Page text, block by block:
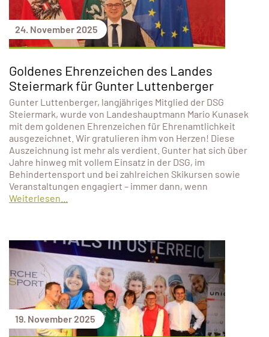
24. November 2025
Goldenes Ehrenzeichen des Landes
Steiermark für Gunter Luttenberger
Gunter Luttenberger, langjähriges Mitglied der DSG
Steiermark, wurde von Landeshauptmann Mario Kunasek
mit dem goldenen Ehrenzeichen für Ehrenamtlichkeit
ausgezeichnet. Wir gratulieren ihm von Herzen! Diese
Auszeichnung ist mehr als verdient. Gunter hat sich über
Jahre hinweg mit vollem Einsatz in der DSG, im
Behindertensport und bei zahlreichen Skikursen sowie
Veranstaltungen engagiert – immer dann, wenn
Weiterlesen...
19. November 2025